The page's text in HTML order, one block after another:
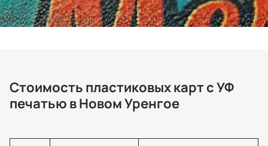
Стоимость пластиковых карт с УФ
печатью в Новом Уренгое